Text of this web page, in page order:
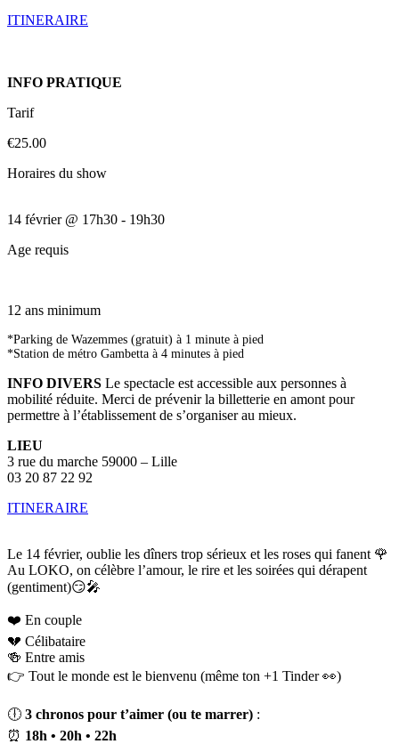
ITINERAIRE
INFO PRATIQUE
Tarif
€25.00
Horaires du show
14 février @ 17h30 - 19h30
Age requis
12 ans minimum
*Parking de Wazemmes (gratuit) à 1 minute à pied
*Station de métro Gambetta à 4 minutes à pied
INFO DIVERS Le spectacle est accessible aux personnes à
mobilité réduite. Merci de prévenir la billetterie en amont pour
permettre à l’établissement de s’organiser au mieux.
LIEU
3 rue du marche 59000 – Lille
03 20 87 22 92
ITINERAIRE
Le 14 février, oublie les dîners trop sérieux et les roses qui fanent 🌹
Au LOKO, on célèbre l’amour, le rire et les soirées qui dérapent
(gentiment)😏🎤
❤️ En couple
💔 Célibataire
🍻 Entre amis
👉 Tout le monde est le bienvenu (même ton +1 Tinder 👀)
🕕 3 chronos pour t’aimer (ou te marrer) :
⏰ 18h • 20h • 22h